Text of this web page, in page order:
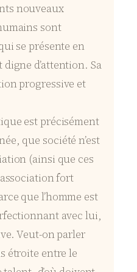
nouveaux
sont
se présente en
d’attention. Sa
progressive et
est précisément
que société n’est
(ainsi que ces
fort
que l’homme est
avec lui,
Veut-on parler
étroite entre le